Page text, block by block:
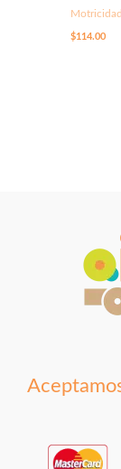
$114.00